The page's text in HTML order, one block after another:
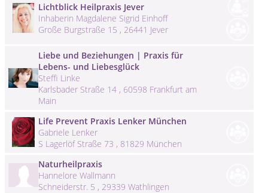
Lichtblick Heilpraxis Jever
Inhaberin Magdalene Sigrid Einhoff
Große Burgstraße 15 , 26441 Jever
Liebe und Beziehungen | Praxis für
Lebens- und Liebesglück
Steffi Linke
Karlsbader Straße 14 , 60598 Frankfurt am
Main
Life Prevent Praxis Lenker München
Gabriele Lenker
S Lagerlöf Straße 73 , 81829 München
Naturheilpraxis
Hannelore Wallmann
Schneiderstr. 5 , 29339 Wathlingen